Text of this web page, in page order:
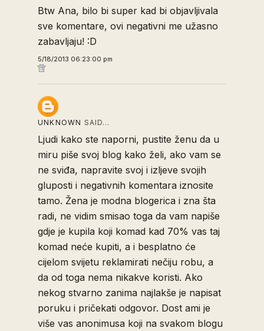
Btw Ana, bilo bi super kad bi objavljivala
sve komentare, ovi negativni me užasno
zabavljaju! :D
5/18/2013 06:23:00 pm
UNKNOWN SAID…
Ljudi kako ste naporni, pustite ženu da u
miru piše svoj blog kako želi, ako vam se
ne sviđa, napravite svoj i izljeve svojih
gluposti i negativnih komentara iznosite
tamo. Žena je modna blogerica i zna šta
radi, ne vidim smisao toga da vam napiše
gdje je kupila koji komad kad 70% vas taj
komad neće kupiti, a i besplatno će
cijelom svijetu reklamirati nečiju robu, a
da od toga nema nikakve koristi. Ako
nekog stvarno zanima najlakše je napisat
poruku i pričekati odgovor. Dost ami je
više vas anonimusa koji na svakom blogu